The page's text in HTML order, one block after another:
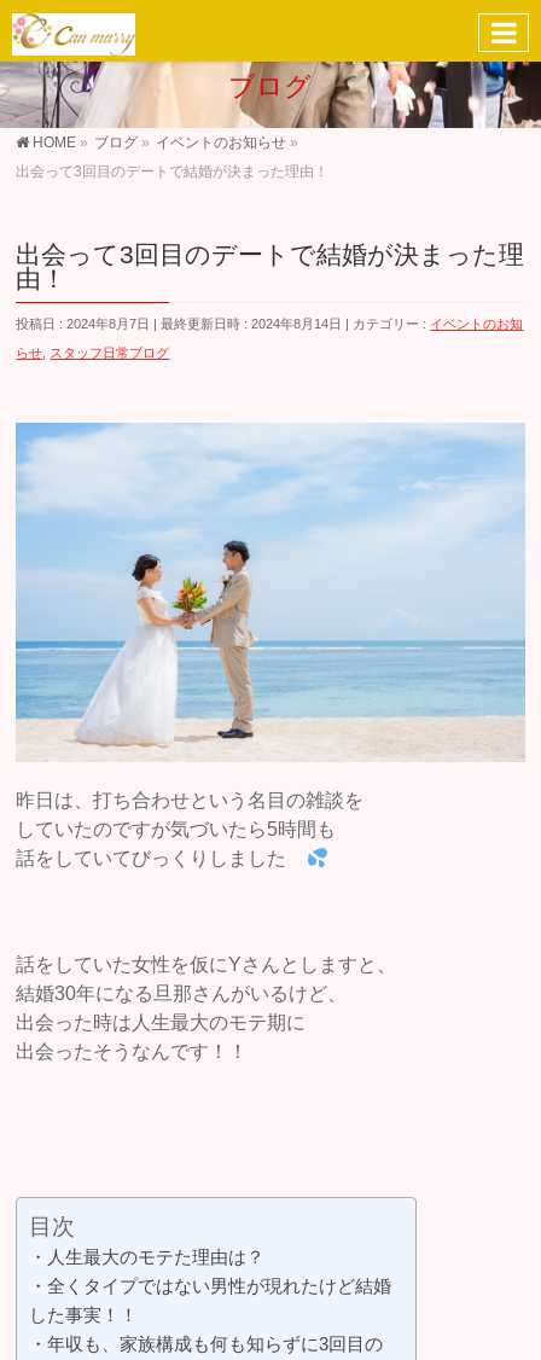
ブログ
HOME » ブログ » イベントのお知らせ »
出会って3回目のデートで結婚が決まった理由！
出会って3回目のデートで結婚が決まった理
由！
投稿日 : 2024年8月7日 最終更新日時 : 2024年8月14日 カテゴリー : イベントのお知
らせ スタッフ日常ブログ
昨日は、打ち合わせという名目の雑談を
していたのですが気づいたら5時間も
話をしていてびっくりしました
話をしていた女性を仮にYさんとしますと、
結婚30年になる旦那さんがいるけど、
出会った時は人生最大のモテ期に
出会ったそうなんです！！
目次
・人生最大のモテた理由は？
・全くタイプではない男性が現れたけど結婚
した事実！！
・年収も、家族構成も何も知らずに3回目の